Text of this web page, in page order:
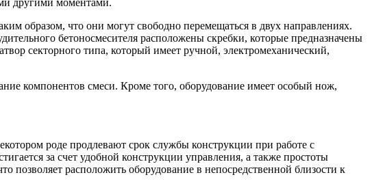
образом, что они могут свободно перемещаться в двух направлениях.
бетоносмесителя расположены скребки, которые предназначены
секторного типа, который имеет ручной, электромеханический,
компонентов смеси. Кроме того, оборудование имеет особый нож,
роде продлевают срок службы конструкции при работе с
за счет удобной конструкции управления, а также простоты
расположить оборудование в непосредственной близости к